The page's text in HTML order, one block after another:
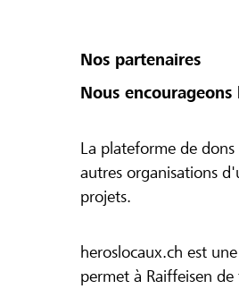
Nos partenaires
Nous
La plateforme de
autres organisations
projets.
heroslocaux.ch est
permet à Raiffeisen